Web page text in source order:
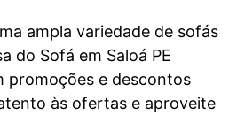
ampla variedade de sofás
do Sofá em Saloá PE
promoções e descontos
às ofertas e aproveite